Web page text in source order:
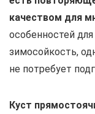
качеством для
особенностей
зимосойкость,
не потребует
Куст